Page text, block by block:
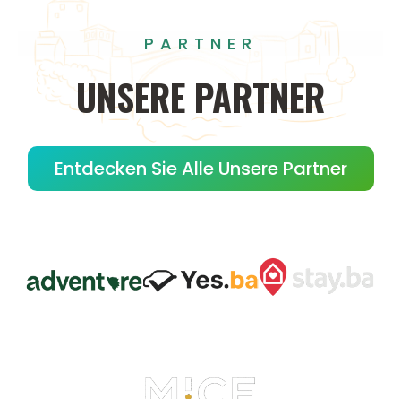
PARTNER
UNSERE PARTNER
Entdecken Sie Alle Unsere Partner